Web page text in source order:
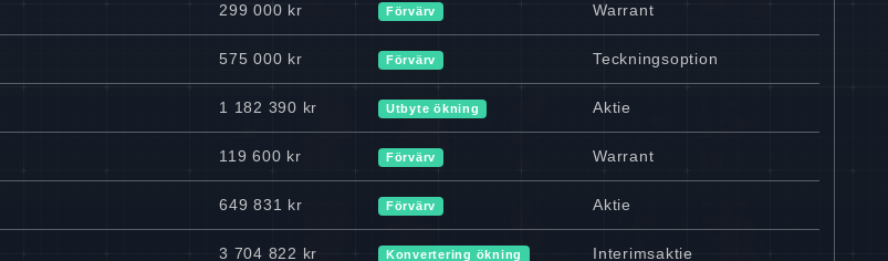
299 000 kr Förvärv Warrant
575 000 kr Förvärv Teckningsoption
1 182 390 kr Utbyte ökning Aktie
119 600 kr Förvärv Warrant
649 831 kr Förvärv Aktie
3 704 822 kr Konvertering ökning Interimsaktie